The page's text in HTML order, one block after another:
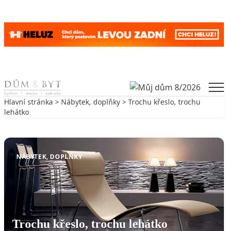
Skip to content
Hlavní stránka > Nábytek, doplňky > Trochu křeslo, trochu
lehátko
NÁBYTEK, DOPLŇKY
Trochu křeslo, trochu lehátko